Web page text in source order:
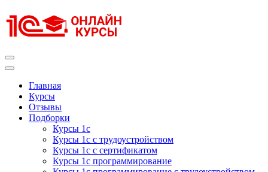
к
содержимому
Главная
Курсы
Отзывы
Подборки
Курсы 1с
Курсы 1с с трудоустройством
Курсы 1с с сертификатом
Курсы 1с программирование